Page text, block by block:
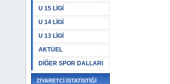
U 15 LİGİ
U 14 LİGİ
U 13 LİGİ
AKTÜEL
DİĞER SPOR DALLARI
ZİYARETCİ İSTATİSTİĞİ